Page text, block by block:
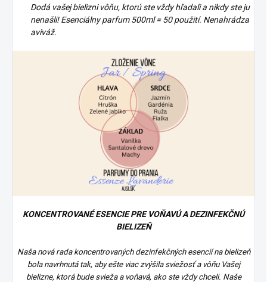
Dodá vašej bielizni vôňu, ktorú ste vždy hľadali a nikdy ste ju
nenašli! Esenciálny parfum 500ml = 50 použití. Nenahrádza
aviváž.
KONCENTROVANÉ ESENCIE PRE VOŇAVÚ A DEZINFEKČNÚ
BIELIZEŇ
Naša nová rada koncentrovaných dezinfekčných esencií na bielizeň
bola navrhnutá tak, aby ešte viac zvýšila sviežosť a vôňu Vašej
bielizne, ktorá bude svieža a voňavá, ako ste vždy chceli. Naše